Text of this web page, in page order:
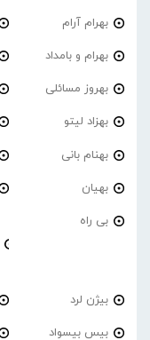
بهرام آرام
بهرام و بامداد
بهروز مسائلی
بهزاد لیتو
بهنام بانی
بهیان
بی راه
بیژن لرد
بیس بیسواد